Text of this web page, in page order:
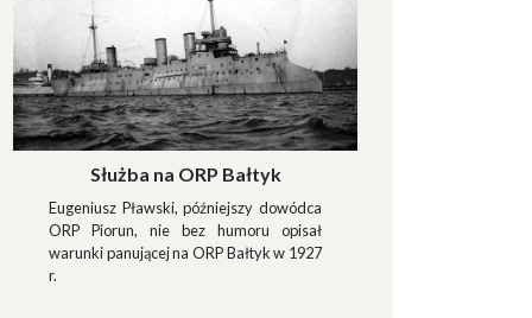
Służba na ORP Bałtyk
Eugeniusz Pławski, późniejszy dowódca
ORP Piorun, nie bez humoru opisał
warunki panującej na ORP Bałtyk w 1927
r.